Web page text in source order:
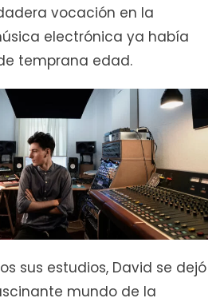
vocación en la
electrónica ya había
temprana edad.
sus estudios, David se dejó
mundo de la